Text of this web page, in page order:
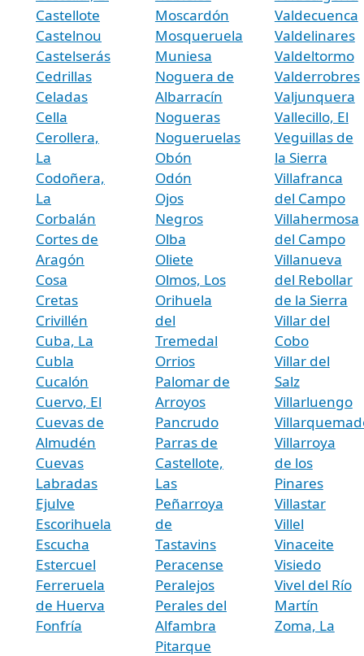
Castellote
Castelnou
Castelserás
Cedrillas
Celadas
Cella
Cerollera,
La
Codoñera,
La
Corbalán
Cortes de
Aragón
Cosa
Cretas
Crivillén
Cuba, La
Cubla
Cucalón
Cuervo, El
Cuevas de
Almudén
Cuevas
Labradas
Ejulve
Escorihuela
Escucha
Estercuel
Ferreruela
de Huerva
Fonfría
Moscardón
Mosqueruela
Muniesa
Noguera de
Albarracín
Nogueras
Nogueruelas
Obón
Odón
Ojos
Negros
Olba
Oliete
Olmos, Los
Orihuela
del
Tremedal
Orrios
Palomar de
Arroyos
Pancrudo
Parras de
Castellote,
Las
Peñarroya
de
Tastavins
Peracense
Peralejos
Perales del
Alfambra
Pitarque
Valdecuenca
Valdelinares
Valdeltormo
Valderrobres
Valjunquera
Vallecillo, El
Veguillas de
la Sierra
Villafranca
del Campo
Villahermosa
del Campo
Villanueva
del Rebollar
de la Sierra
Villar del
Cobo
Villar del
Salz
Villarluengo
Villarroya
de los
Pinares
Villastar
Villel
Vinaceite
Visiedo
Vivel del Río
Martín
Zoma, La